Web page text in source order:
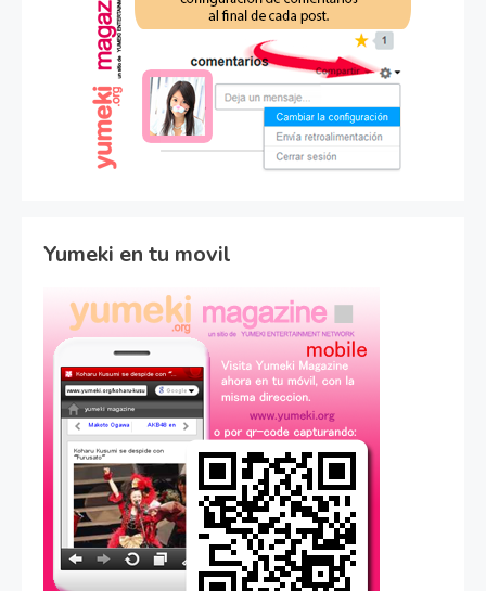
Yumeki en tu movil